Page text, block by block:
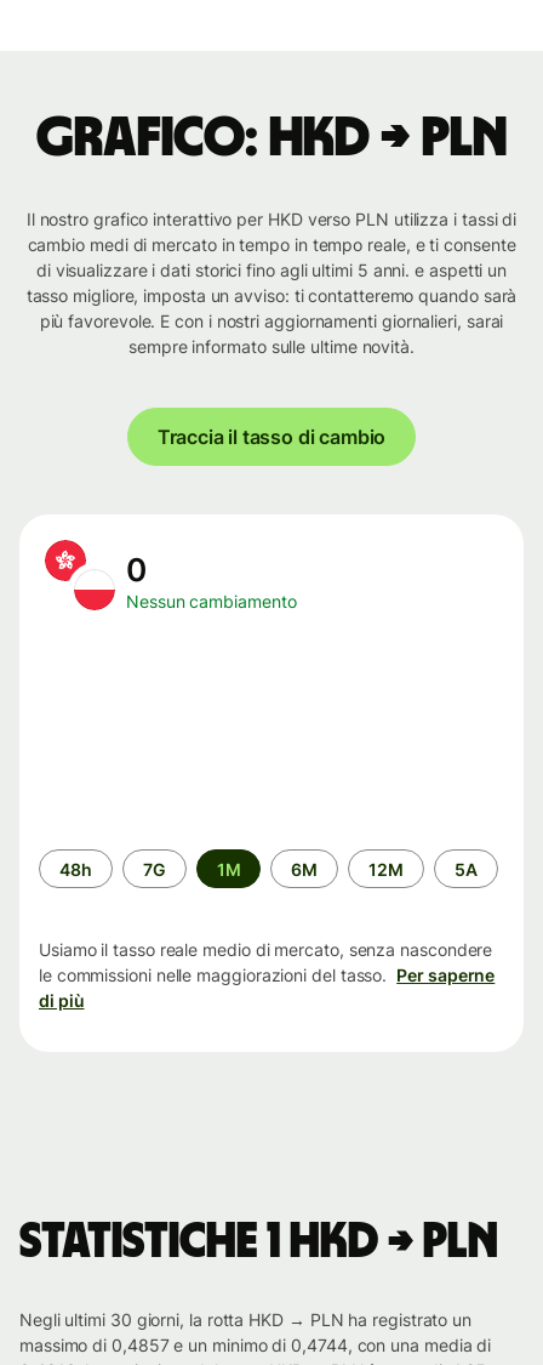
Grafico: HKD → PLN
Il nostro grafico interattivo per HKD verso PLN utilizza i tassi di
cambio medi di mercato in tempo in tempo reale, e ti consente
di visualizzare i dati storici fino agli ultimi 5 anni. e aspetti un
tasso migliore, imposta un avviso: ti contatteremo quando sarà
più favorevole. E con i nostri aggiornamenti giornalieri, sarai
sempre informato sulle ultime novità.
Traccia il tasso di cambio
0
Nessun cambiamento
Periodo
di
48h 7G 1M 6M 12M 5A
Usiamo il tasso reale medio di mercato, senza nascondere
le commissioni nelle maggiorazioni del tasso. Per saperne
di più
Statistiche 1 HKD → PLN
Negli ultimi 30 giorni, la rotta HKD → PLN ha registrato un
massimo di 0,4857 e un minimo di 0,4744, con una media di